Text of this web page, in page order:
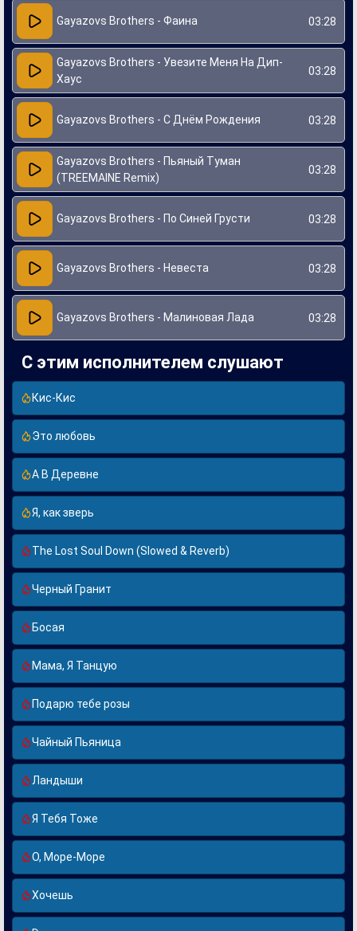
Gayazovs Brothers - Фаина 03:28
Gayazovs Brothers - Увезите Меня На Дип-
Хаус
03:28
Gayazovs Brothers - С Днём Рождения 03:28
Gayazovs Brothers - Пьяный Туман
(TREEMAINE Remix)
03:28
Gayazovs Brothers - По Синей Грусти 03:28
Gayazovs Brothers - Невеста 03:28
Gayazovs Brothers - Малиновая Лада 03:28
С этим исполнителем слушают
Кис-Кис
Это любовь
А В Деревне
Я, как зверь
The Lost Soul Down (Slowed & Reverb)
Черный Гранит
Босая
Мама, Я Танцую
Подарю тебе розы
Чайный Пьяница
Ландыши
Я Тебя Тоже
О, Море-Море
Хочешь